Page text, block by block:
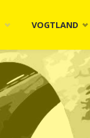
VOGTLAND